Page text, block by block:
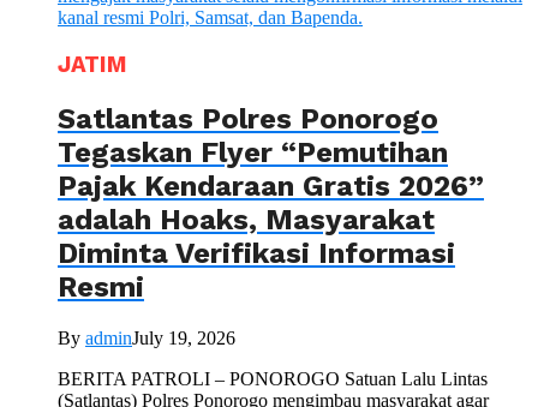
JATIM
Satlantas Polres Ponorogo
Tegaskan Flyer “Pemutihan
Pajak Kendaraan Gratis 2026”
adalah Hoaks, Masyarakat
Diminta Verifikasi Informasi
Resmi
By adminJuly 19, 2026
BERITA PATROLI – PONOROGO Satuan Lalu Lintas
(Satlantas) Polres Ponorogo mengimbau masyarakat agar